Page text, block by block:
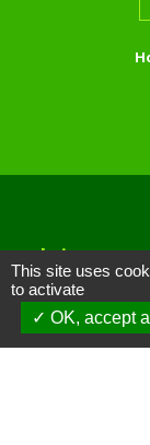
Liens
Site réalisé
This site uses
to activate
OK, accept all